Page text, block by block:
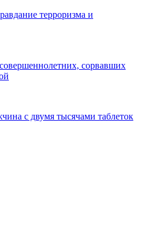
терроризма и
сорвавших
с двумя тысячами таблеток